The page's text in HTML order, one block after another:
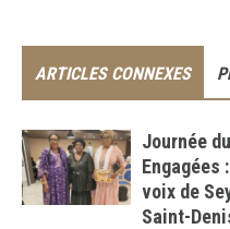
ARTICLES CONNEXES
Journée
Engagées
voix de
Saint-